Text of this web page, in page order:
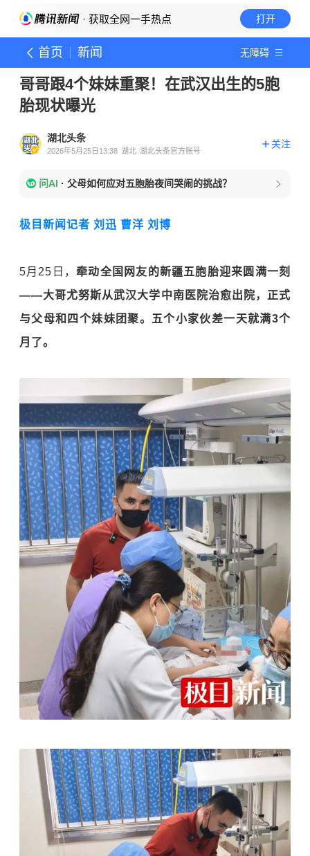
· 获取全网一手热点 打开
首页 新闻 无障碍
哥哥跟4个妹妹重聚！在武汉出生的5胞
胎现状曝光
湖北头条
2026年5月25日13:38 湖北 湖北头条官方账号
关注
问AI · 父母如何应对五胞胎夜间哭闹的挑战？
极目新闻记者 刘迅 曹洋 刘博
5月25日，牵动全国网友的新疆五胞胎迎来圆满一刻
——大哥尤努斯从武汉大学中南医院治愈出院，正式
与父母和四个妹妹团聚。五个小家伙差一天就满3个
月了。